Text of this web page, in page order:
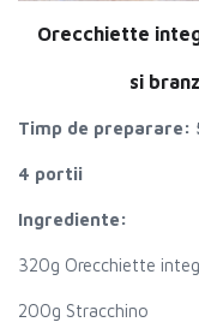
Orecchiette
si
Timp de preparare:
4 portii
Ingrediente:
320g Orecchiette
200g Stracchino